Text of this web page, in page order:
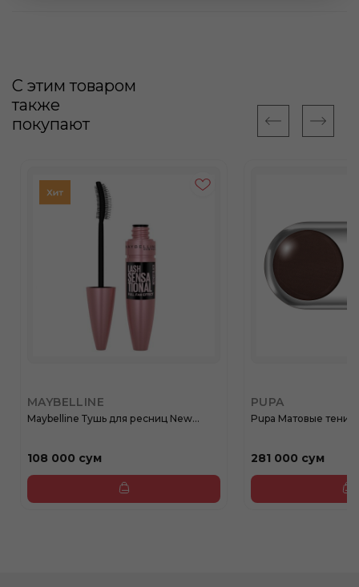
С этим товаром
также
покупают
MAYBELLINE
Maybelline Тушь для ресниц New...
108 000 сум
PUPA
Pupa Матовые тени
281 000 сум